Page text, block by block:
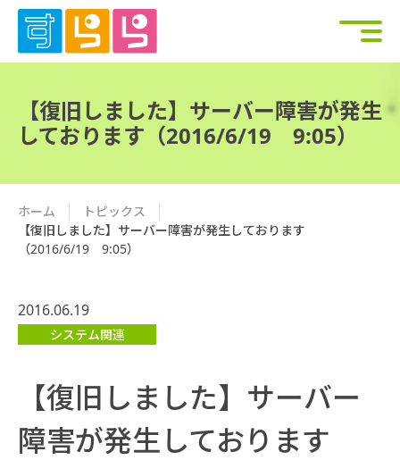
【復旧しました】サーバー障害が発生
しております（2016/6/19 9:05）
ホーム
トピックス
【復旧しました】サーバー障害が発生しております
（2016/6/19 9:05）
2016.06.19
システム関連
【復旧しました】サーバー
障害が発生しております